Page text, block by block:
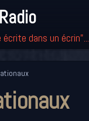
dans un écrin"...